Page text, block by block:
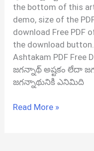
the bottom of this
demo, size of the
download Free PDF
the download
Ashtakam PDF Free
జగన్నాథ్ అష్టకం లేదా
జగన్నాథునికి ఎనిమిది
శ్రీ
Read More »